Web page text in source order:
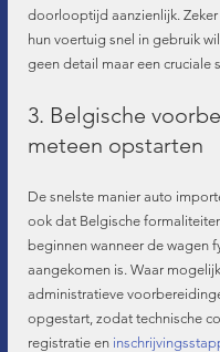
doorlooptijd aanzienlijk.
hun voertuig snel in gebruik
geen detail maar een cruciale
3. Belgische
meteen opstarten
De snelste manier auto
ook dat Belgische
beginnen wanneer de wagen
aangekomen is. Waar
administratieve
opgestart, zodat technische
registratie en